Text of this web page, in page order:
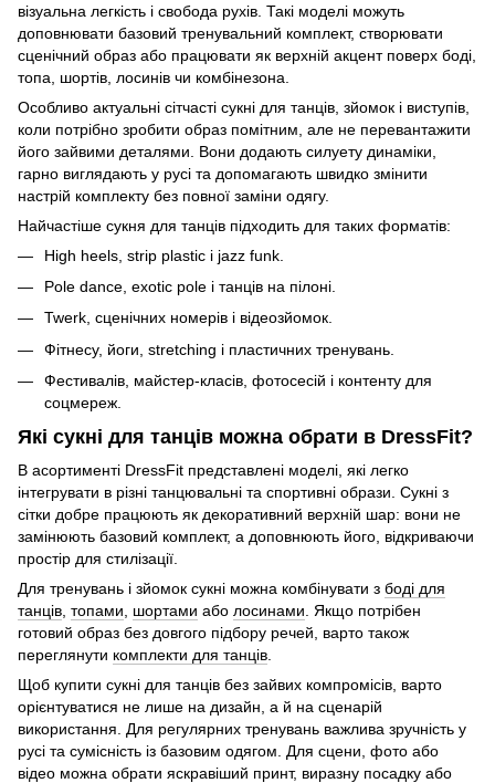
візуальна легкість і свобода рухів. Такі моделі можуть
доповнювати базовий тренувальний комплект, створювати
сценічний образ або працювати як верхній акцент поверх боді,
топа, шортів, лосинів чи комбінезона.
Особливо актуальні сітчасті сукні для танців, зйомок і виступів,
коли потрібно зробити образ помітним, але не перевантажити
його зайвими деталями. Вони додають силуету динаміки,
гарно виглядають у русі та допомагають швидко змінити
настрій комплекту без повної заміни одягу.
Найчастіше сукня для танців підходить для таких форматів:
High heels, strip plastic і jazz funk.
Pole dance, exotic pole і танців на пілоні.
Twerk, сценічних номерів і відеозйомок.
Фітнесу, йоги, stretching і пластичних тренувань.
Фестивалів, майстер-класів, фотосесій і контенту для
соцмереж.
Які сукні для танців можна обрати в DressFit?
В асортименті DressFit представлені моделі, які легко
інтегрувати в різні танцювальні та спортивні образи. Сукні з
сітки добре працюють як декоративний верхній шар: вони не
замінюють базовий комплект, а доповнюють його, відкриваючи
простір для стилізації.
Для тренувань і зйомок сукні можна комбінувати з боді для
танців топами шортами або лосинами . Якщо потрібен
готовий образ без довгого підбору речей, варто також
переглянути комплекти для танців
Щоб купити сукні для танців без зайвих компромісів, варто
орієнтуватися не лише на дизайн, а й на сценарій
використання. Для регулярних тренувань важлива зручність у
русі та сумісність із базовим одягом. Для сцени, фото або
відео можна обрати яскравіший принт, виразну посадку або